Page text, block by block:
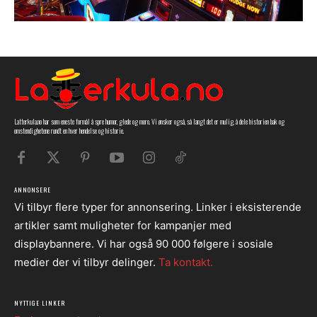
Latterkula.no har som eneste formål å spre humor, glede og moro. Vi ønsker også, så langt det er mulig, å dele historien bak og
omstendighetene rundt en hver hendelse og historie.
ANNONSERE
Vi tilbyr flere typer for annonsering. Linker i eksisterende
artikler samt muligheter for kampanjer med
displaybannere. Vi har også 90 000 følgere i sosiale
medier der vi tilbyr delinger. Ta kontakt.
NYTTIGE LINKER